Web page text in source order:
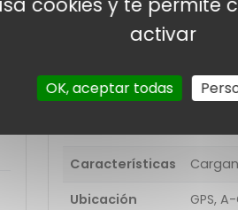
Otros
NFC
banda;
acceso
Características
Ubicación
GPS,
activar
OK, aceptar todas